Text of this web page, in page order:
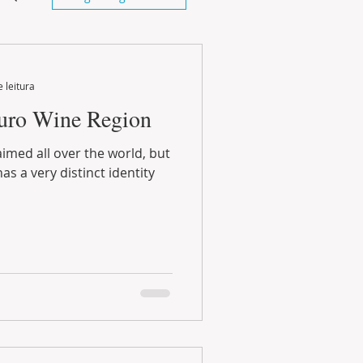
Wine Region
all over the world, but
a very distinct identity
leitura